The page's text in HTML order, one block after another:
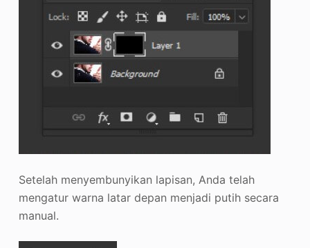
Setelah menyembunyikan lapisan, Anda telah
mengatur warna latar depan menjadi putih secara
manual.